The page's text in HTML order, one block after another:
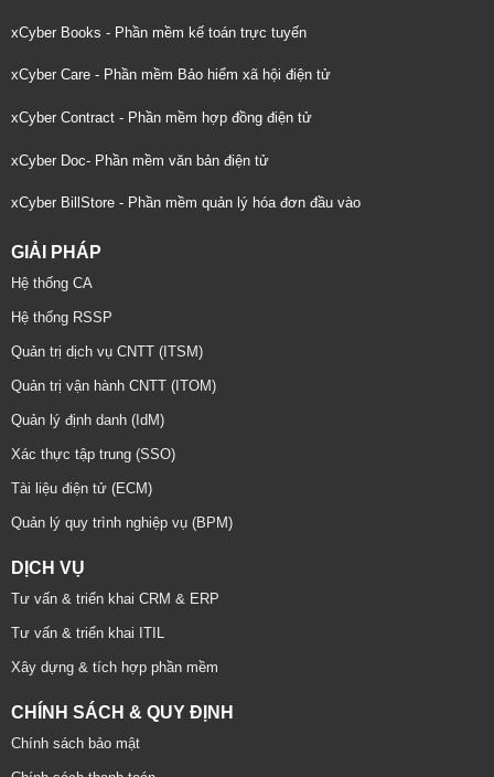
xCyber Books - Phần mềm kế toán trực tuyến
xCyber Care - Phần mềm Bảo hiểm xã hội điện tử
xCyber Contract - Phần mềm hợp đồng điện tử
xCyber Doc- Phần mềm văn bản điện tử
xCyber BillStore - Phần mềm quản lý hóa đơn đầu vào
GIẢI PHÁP
Hệ thống CA
Hệ thống RSSP
Quản trị dịch vụ CNTT (ITSM)
Quản trị vận hành CNTT (ITOM)
Quản lý định danh (IdM)
Xác thực tập trung (SSO)
Tài liệu điện tử (ECM)
Quản lý quy trình nghiệp vụ (BPM)
DỊCH VỤ
Tư vấn & triển khai CRM & ERP
Tư vấn & triển khai ITIL
Xây dựng & tích hợp phần mềm
CHÍNH SÁCH & QUY ĐỊNH
Chính sách bảo mật